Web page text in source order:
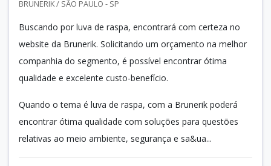
BRUNERIK / SÃO PAULO - SP
Buscando por luva de raspa, encontrará com certeza no
website da Brunerik. Solicitando um orçamento na melhor
companhia do segmento, é possível encontrar ótima
qualidade e excelente custo-benefício.
Quando o tema é luva de raspa, com a Brunerik poderá
encontrar ótima qualidade com soluções para questões
relativas ao meio ambiente, segurança e sa&ua...